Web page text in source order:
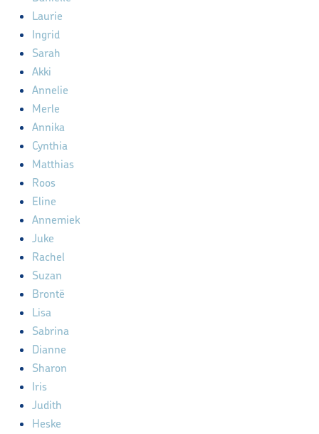
Laurie
Ingrid
Sarah
Akki
Annelie
Merle
Annika
Cynthia
Matthias
Roos
Eline
Annemiek
Juke
Rachel
Suzan
Brontë
Lisa
Sabrina
Dianne
Sharon
Iris
Judith
Heske